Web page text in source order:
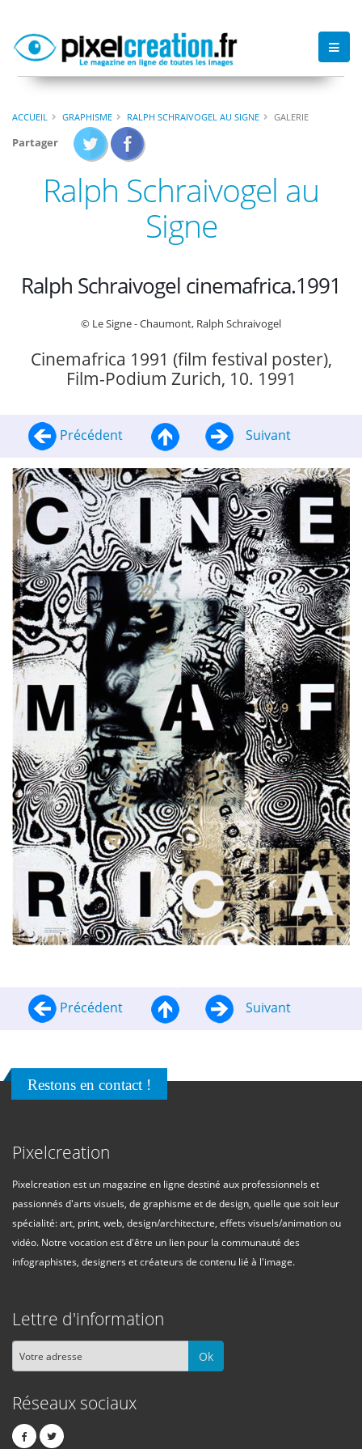
ACCUEIL GRAPHISME RALPH SCHRAIVOGEL AU SIGNE GALERIE
Partager
Ralph Schraivogel au
Signe
Ralph Schraivogel cinemafrica.1991
© Le Signe - Chaumont, Ralph Schraivogel
Cinemafrica 1991 (film festival poster),
Film-Podium Zurich, 10. 1991
Précédent Suivant
Précédent Suivant
Restons en contact !
Pixelcreation
Pixelcreation est un magazine en ligne destiné aux professionnels et
passionnés d'arts visuels, de graphisme et de design, quelle que soit leur
spécialité: art, print, web, design/architecture, effets visuels/animation ou
vidéo. Notre vocation est d'être un lien pour la communauté des
infographistes, designers et créateurs de contenu lié à l'image.
Lettre d'information
Ok
Réseaux sociaux